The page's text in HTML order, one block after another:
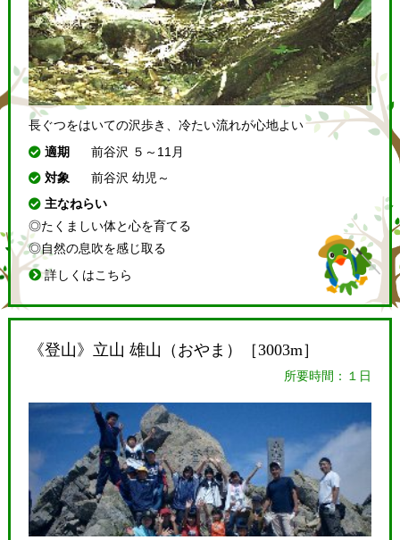
長ぐつをはいての沢歩き、冷たい流れが心地よい
適期
前谷沢 ５～11月
対象
前谷沢 幼児～
主なねらい
◎たくましい体と心を育てる
◎自然の息吹を感じ取る
詳しくはこちら
《登山》立山 雄山（おやま）［3003m］
所要時間：１日